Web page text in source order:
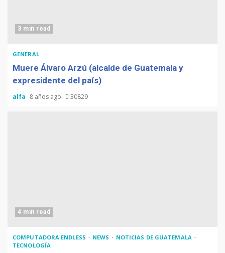
3 min read
GENERAL
Muere Álvaro Arzú (alcalde de Guatemala y
expresidente del país)
alfa 8 años ago 30829
4 min read
COMPUTADORA ENDLESS NEWS
NOTICIAS DE GUATEMALA
TECNOLOGÍA